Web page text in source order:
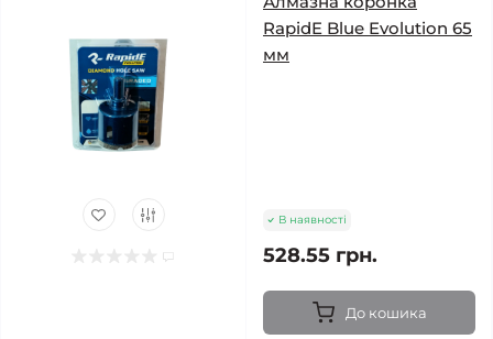
RapidE Blue Evolution 65
мм
В наявності
528.55 грн.
До кошика